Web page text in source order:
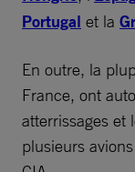
Portugal et la
En outre, la
France, ont
atterrissages et
plusieurs